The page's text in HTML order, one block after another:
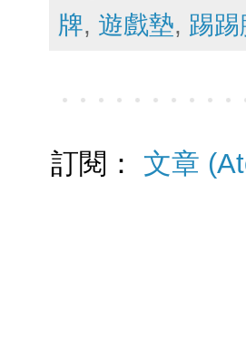
牌, 遊戲墊, 踢
訂閱： 文章